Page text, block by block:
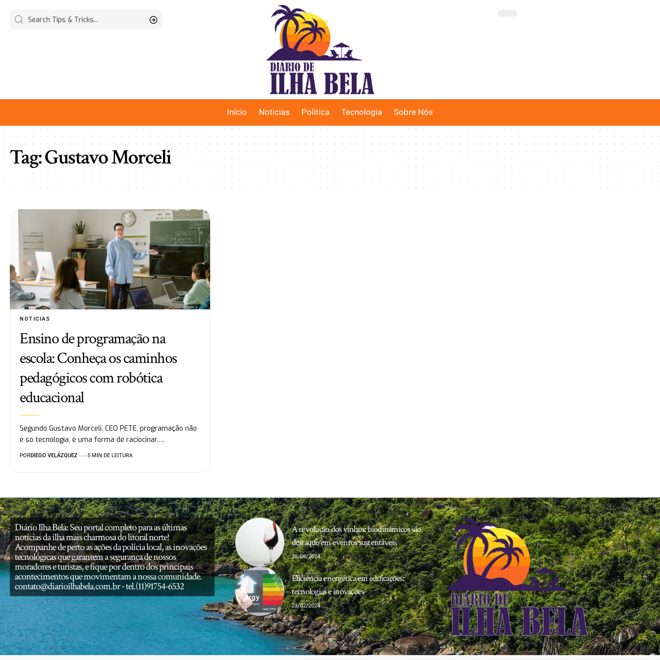
Início Noticias Politica Tecnologia Sobre Nós
Tag:Gustavo Morceli
NOTICIAS
Ensino de programação na
escola: Conheça os caminhos
pedagógicos com robótica
educacional
Segundo Gustavo Morceli, CEO PETE, programação não
é só tecnologia, é uma forma de raciocinar,…
PORDIEGO VELÁZQUEZ 5 MIN DE LEITURA
Diário Ilha Bela: Seu portal completo para as últimas
notícias da ilha mais charmosa do litoral norte!
Acompanhe de perto as ações da polícia local, as inovações
tecnológicas que garantem a segurança de nossos
moradores e turistas, e fique por dentro dos principais
acontecimentos que movimentam a nossa comunidade.
contato@diarioilhabela.com.br- tel.(11)91754-6532
A revolução dos vinhos: biodinâmicos são
destaque em eventos sustentáveis
28/08/2024
Eficiência energética em edificações:
tecnologias e inovações
23/02/2024